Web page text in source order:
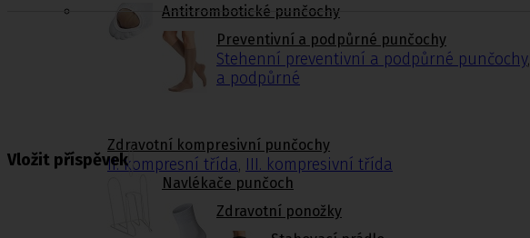
Antitrombotické punčochy
Preventivní a podpůrné punčochy
Stehenní preventivní a podpůrné punčochy,
a podpůrné
Zdravotní kompresivní punčochy
II. kompresní třída, III. kompresivní třída
Navlékače punčoch
Zdravotní ponožky
Vložit příspěvek